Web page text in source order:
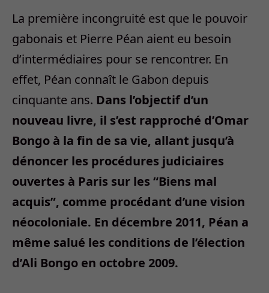
La première incongruité est que le pouvoir
gabonais et Pierre Péan aient eu besoin
d’intermédiaires pour se rencontrer. En
effet, Péan connaît le Gabon depuis
cinquante ans. Dans l’objectif d’un
nouveau livre, il s’est rapproché d’Omar
Bongo à la fin de sa vie, allant jusqu’à
dénoncer les procédures judiciaires
ouvertes à Paris sur les “Biens mal
acquis”, comme procédant d’une vision
néocoloniale. En décembre 2011, Péan a
même salué les conditions de l’élection
d’Ali Bongo en octobre 2009.